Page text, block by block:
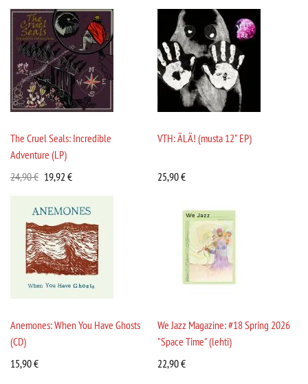
The Cruel Seals: Incredible
Adventure (LP)
24,90€ 19,92 €
VTH: ÄLÄ! (musta 12" EP)
25,90€
Anemones: When You Have Ghosts
(CD)
15,90€
We Jazz Magazine: #18 Spring 2026
"Space Time" (lehti)
22,90€